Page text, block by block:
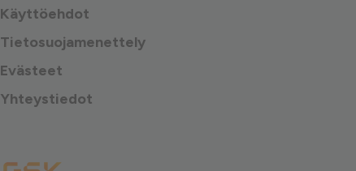
Käyttöehdot
Tietosuojamenettely
Evästeet
Yhteystiedot